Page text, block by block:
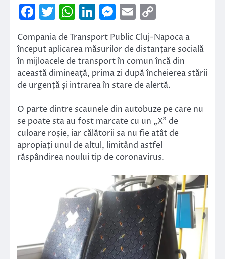
Facebook
Twitter
WhatsApp
LinkedIn
Messenger
Email
Link
Compania de Transport Public Cluj-Napoca a
început aplicarea măsurilor de distanțare socială
în mijloacele de transport în comun încă din
această dimineață, prima zi după încheierea stării
de urgență și intrarea în stare de alertă.
O parte dintre scaunele din autobuze pe care nu
se poate sta au fost marcate cu un „X” de
culoare roșie, iar călătorii sa nu fie atât de
apropiați unul de altul, limitând astfel
răspândirea noului tip de coronavirus.